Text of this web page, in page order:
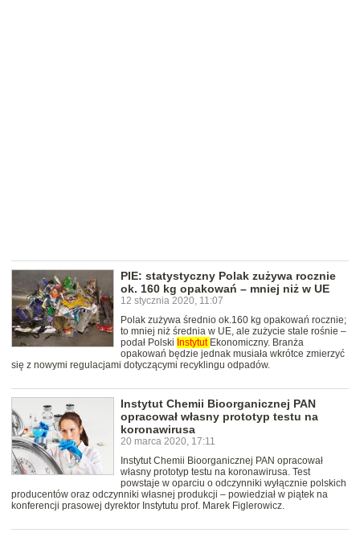
PIE: statystyczny Polak zużywa rocznie
ok. 160 kg opakowań – mniej niż w UE
12 stycznia 2020, 11:07
Polak zużywa średnio ok.160 kg opakowań rocznie;
to mniej niż średnia w UE, ale zużycie stale rośnie –
podał Polski Instytut Ekonomiczny. Branża
opakowań będzie jednak musiała wkrótce zmierzyć
się z nowymi regulacjami dotyczącymi recyklingu odpadów.
Instytut Chemii Bioorganicznej PAN
opracował własny prototyp testu na
koronawirusa
20 marca 2020, 17:11
Instytut Chemii Bioorganicznej PAN opracował
własny prototyp testu na koronawirusa. Test
powstaje w oparciu o odczynniki wyłącznie polskich
producentów oraz odczynniki własnej produkcji – powiedział w piątek na
konferencji prasowej dyrektor Instytutu prof. Marek Figlerowicz.